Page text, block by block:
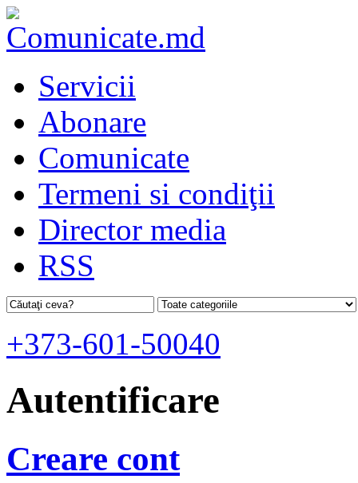
Servicii
Abonare
Comunicate
Termeni si condiţii
Director media
RSS
+373-601-50040
Autentificare
Creare cont